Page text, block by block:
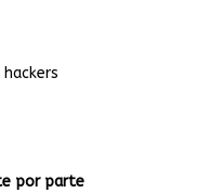
por parte